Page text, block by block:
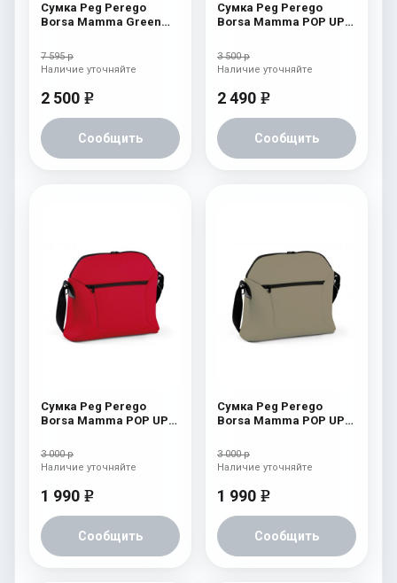
Сумка Peg Perego
Borsa Mamma Green
7 595 р
2 500 e
Сообщить
Наличие уточняйте
Сумка Peg Perego
Borsa Mamma POP UP
3 500 р
2 490 e
Сообщить
Наличие уточняйте
Сумка Peg Perego
Borsa Mamma POP UP
3 000 р
1 990 e
Сообщить
Наличие уточняйте
Сумка Peg Perego
Borsa Mamma POP UP
3 000 р
1 990 e
Сообщить
Наличие уточняйте